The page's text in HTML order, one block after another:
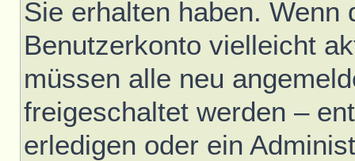
Sie erhalten haben.
Benutzerkonto vielleicht
müssen alle neu
freigeschaltet werden –
erledigen oder ein